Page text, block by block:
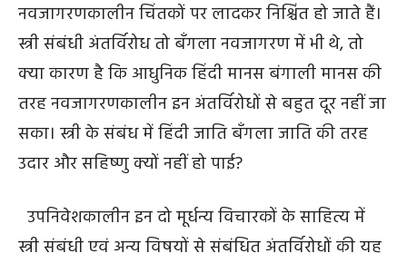
नवजागरणकालीन चिंतकों पर लादकर निश्चिंत हो जाते हैं।
स्त्री संबंधी अंतर्विरोध तो बँगला नवजागरण में भी थे, तो
क्या कारण है कि आधुनिक हिंदी मानस बंगाली मानस की
तरह नवजागरणकालीन इन अंतर्विरोधों से बहुत दूर नहीं जा
सका। स्त्री के संबंध में हिंदी जाति बँगला जाति की तरह
उदार और सहिष्णु क्यों नहीं हो पाई?
उपनिवेशकालीन इन दो मूर्धन्य विचारकों के साहित्य में
स्त्री संबंधी एवं अन्य विषयों से संबंधित अंतर्विरोधों की यह